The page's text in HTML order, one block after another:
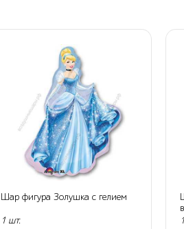
Шар фигура Золушка с гелием
1 шт.